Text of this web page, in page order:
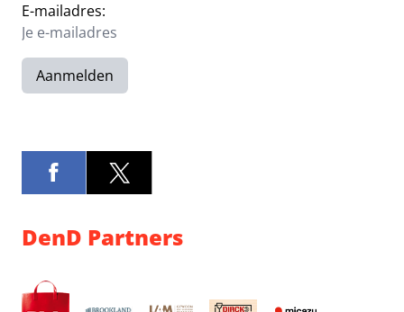
E-mailadres:
Aanmelden
DenD Partners